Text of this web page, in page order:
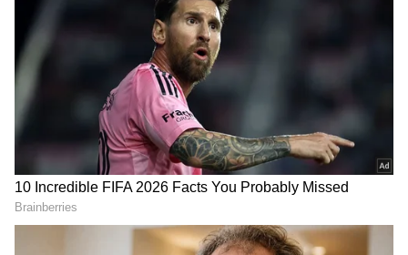
ಜನಿಸಿದ ಜನರು ಬಿಳಿ, ಬೆಳ್ಳಿ ಅಥವಾ ಕೆನೆ ಬಣ್ಣಗಳ ಕಾರನ್ನು
ಖರೀದಿಸಬಹುದು. ಈ ಬಣ್ಣಗಳು ಅವರಿಗೆ ಶುಭವೆಂದು
ಪರಿಗಣಿಸಲಾಗುತ್ತದೆ.
ಮಿಥುನ ರಾಶಿ
ಈ ರಾಶಿ ಚಕ್ರ ಚಿಹ್ನೆಯನ್ನು ಬುಧ ಗ್ರಹ ಆಳುತ್ತದೆ. ಈ
ರಾಶಿಯಲ್ಲಿ ಜನಿಸಿದ ಜನರು ವಾಹನವನ್ನು ಖರೀದಿಸಿದರೆ,
ಅವರ ಅದೃಷ್ಟ ಬಣ್ಣಗಳು ಹಸಿರು ಮತ್ತು ತಿಳಿ ಬೂದು
ಬಣ್ಣದ್ದಾಗಿರುತ್ತವೆ. ಈ ಬಣ್ಣಗಳು ಅವರ ಜೀವನದಲ್ಲಿ